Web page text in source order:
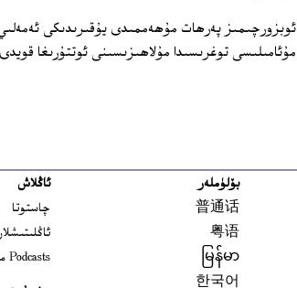
ئوبزورچىمىز پەرھات مۇھەممىدى يۇقىرىدىكى
مۇئامىلىسى توغرىسىدا مۇلاھىزىسىنى ئوتتۇرىغا
بۆلۈملەر
普通话
粤语
မြန်မာ
한국어
ئاڭلاش
چاستوتا
Podcasts مۇلازىمىتى